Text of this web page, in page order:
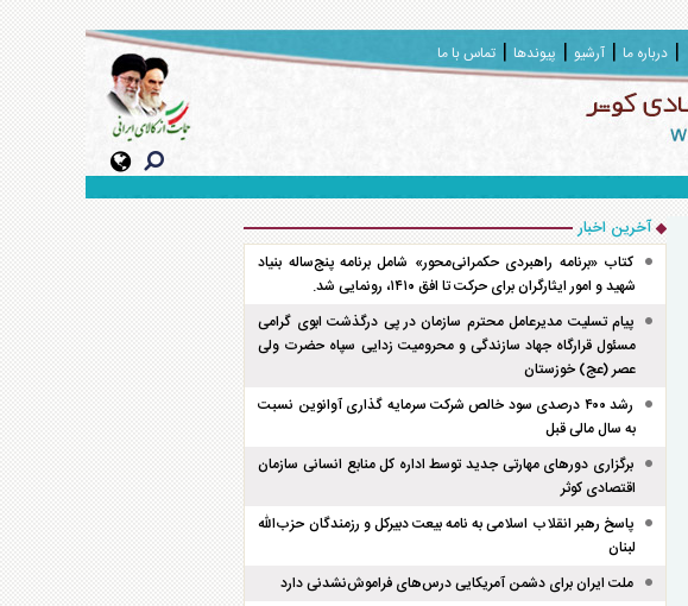
درباره ما آرشیو پیوندها تماس با ما
آخرین اخبار
کتاب «برنامه راهبردی حکمرانی‌محور» شامل برنامه پنج‌ساله بنیاد
شهید و امور ایثارگران برای حرکت تا افق ۱۴۱۰، رونمایی شد.
پیام تسلیت مدیرعامل محترم سازمان در پی درگذشت ابوی گرامی
مسئول قرارگاه جهاد سازندگی و محرومیت زدایی سپاه حضرت ولی
عصر (عج) خوزستان
رشد ۴۰۰ درصدی سود خالص شرکت سرمایه گذاری آوانوین نسبت
به سال مالی قبل
برگزاری دور‌های مهارتی جدید توسط اداره کل منابع انسانی سازمان
اقتصادی کوثر
پاسخ رهبر انقلاب اسلامی به نامه بیعت دبیرکل و رزمندگان حزب‌الله
لبنان
ملت ایران برای دشمن آمریکایی درس‌های فراموش‌نشدنی دارد